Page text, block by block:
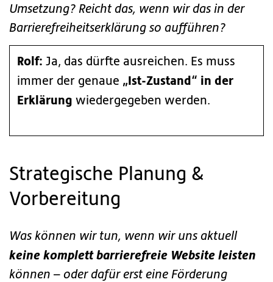
Umsetzung? Reicht das, wenn wir das in der
Barrierefreiheitserklärung so aufführen?
Rolf: Ja, das dürfte ausreichen. Es muss
immer der genaue „Ist-Zustand“ in der
Erklärung wiedergegeben werden.
Strategische Planung &
Vorbereitung
Was können wir tun, wenn wir uns aktuell
keine komplett barrierefreie Website leisten
können – oder dafür erst eine Förderung